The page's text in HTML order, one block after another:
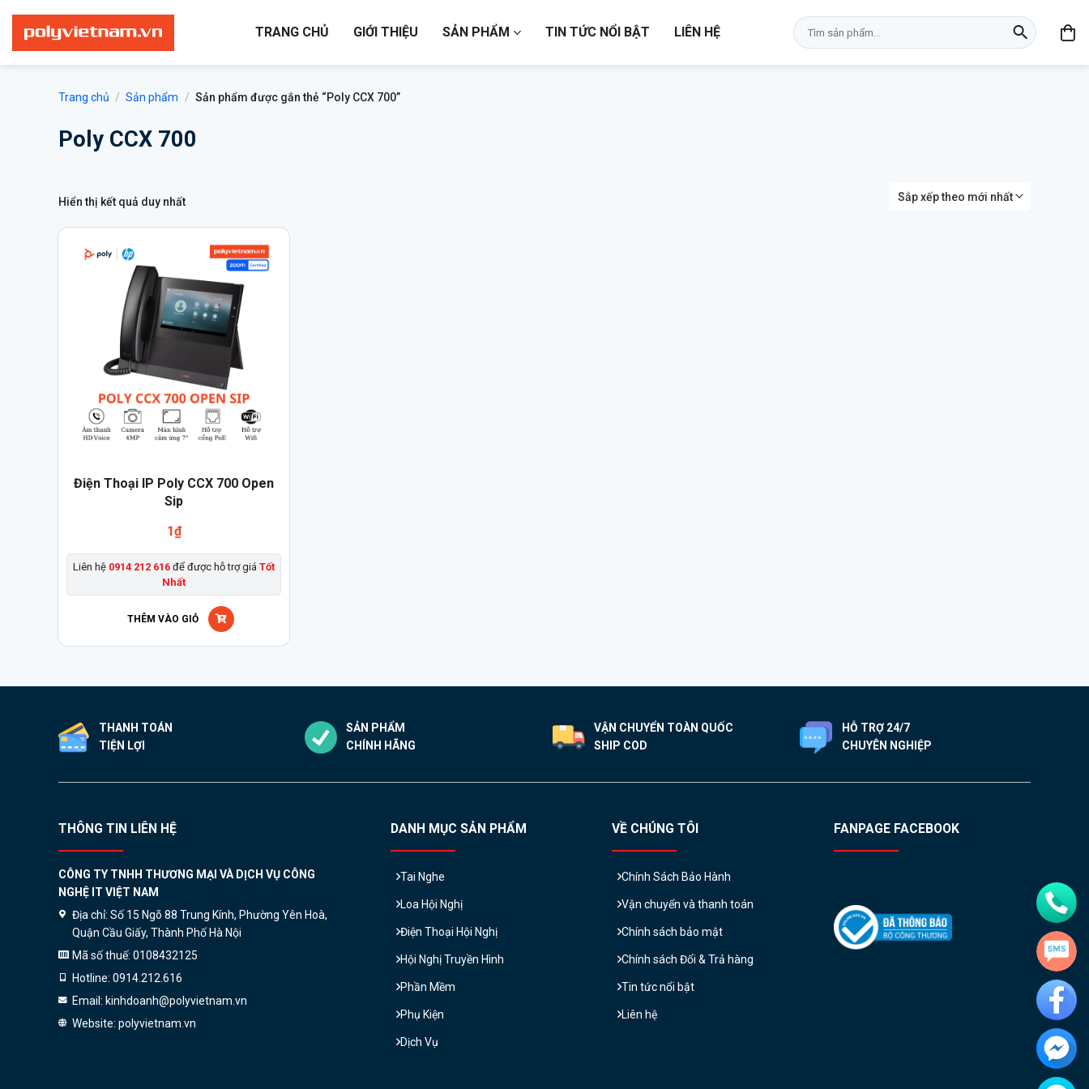
nội
dung
TRANG CHỦ GIỚI THIỆU SẢN PHẨM TIN TỨC NỔI BẬT LIÊN HỆ
Tìm
kiếm:
Trang chủ / Sản phẩm / Sản phẩm được gắn thẻ “Poly CCX 700”
Poly CCX 700
Hiển thị kết quả duy nhất
Điện Thoại IP Poly CCX 700 Open
Sip
1₫
Liên hệ 0914 212 616 để được hỗ trợ giá Tốt
Nhất
THÊM VÀO GIỎ
THANH TOÁN
TIỆN LỢI
SẢN PHẨM
CHÍNH HÃNG
VẬN CHUYỂN TOÀN QUỐC
SHIP COD
HỖ TRỢ 24/7
CHUYÊN NGHIỆP
THÔNG TIN LIÊN HỆ
CÔNG TY TNHH THƯƠNG MẠI VÀ DỊCH VỤ CÔNG
NGHỆ IT VIỆT NAM
Địa chỉ: Số 15 Ngõ 88 Trung Kính, Phường Yên Hoà,
Quận Cầu Giấy, Thành Phố Hà Nội
Mã số thuế: 0108432125
Hotline: 0914.212.616
Email: kinhdoanh@polyvietnam.vn
Website: polyvietnam.vn
DANH MỤC SẢN PHẨM
Tai Nghe
Loa Hội Nghị
Điện Thoại Hội Nghị
Hội Nghị Truyền Hình
Phần Mềm
Phụ Kiện
Dịch Vụ
VỀ CHÚNG TÔI
Chính Sách Bảo Hành
Vận chuyển và thanh toán
Chính sách bảo mật
Chính sách Đổi & Trả hàng
Tin tức nổi bật
Liên hệ
FANPAGE FACEBOOK